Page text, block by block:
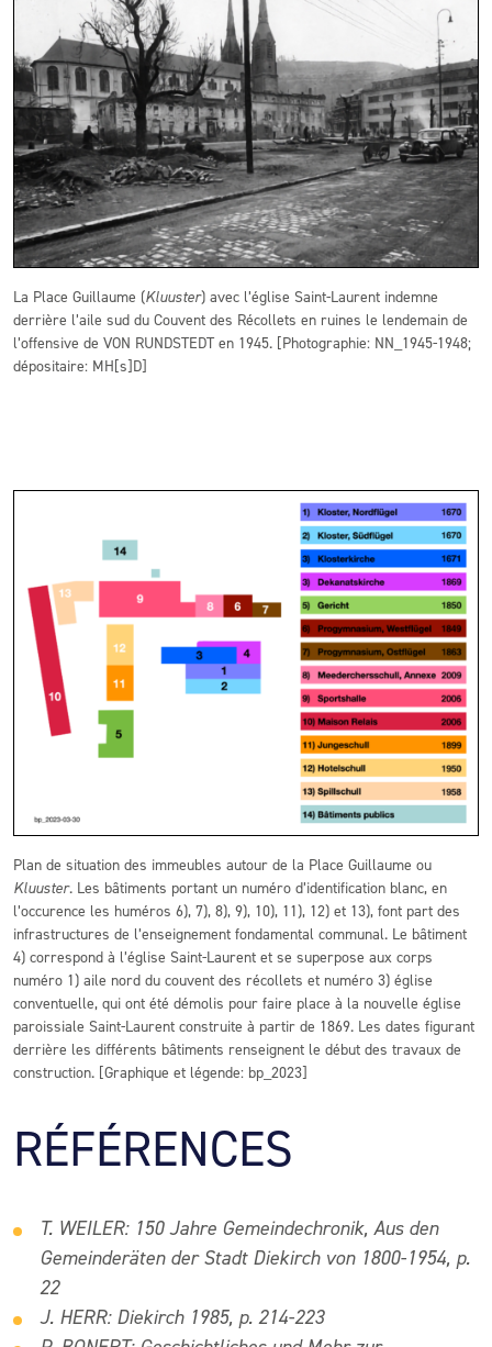
La Place Guillaume (Kluuster) avec l’église Saint-Laurent indemne
derrière l’aile sud du Couvent des Récollets en ruines le lendemain de
l’offensive de VON RUNDSTEDT en 1945. [Photographie: NN_1945-1948;
dépositaire: MH[s]D]
Plan de situation des immeubles autour de la Place Guillaume ou
Kluuster. Les bâtiments portant un numéro d’identification blanc, en
l’occurence les huméros 6), 7), 8), 9), 10), 11), 12) et 13), font part des
infrastructures de l’enseignement fondamental communal. Le bâtiment
4) correspond à l’église Saint-Laurent et se superpose aux corps
numéro 1) aile nord du couvent des récollets et numéro 3) église
conventuelle, qui ont été démolis pour faire place à la nouvelle église
paroissiale Saint-Laurent construite à partir de 1869. Les dates figurant
derrière les différents bâtiments renseignent le début des travaux de
construction. [Graphique et légende: bp_2023]
RÉFÉRENCES
T. WEILER: 150 Jahre Gemeindechronik, Aus den
Gemeinderäten der Stadt Diekirch von 1800-1954, p.
22
J. HERR: Diekirch 1985, p. 214-223